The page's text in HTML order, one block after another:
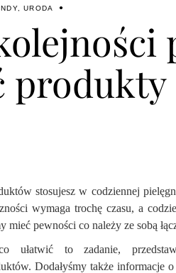
,URODA
stosujesz w codziennej
wymaga trochę czasu, a
mieć pewności co należy ze sobą
ułatwić to zadanie,
Dodałyśmy także informacje